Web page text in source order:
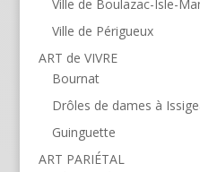
Ville de Boulazac-Isle-
Ville de Périgueux
ART de VIVRE
Bournat
Drôles de dames à
Guinguette
ART PARIÉTAL